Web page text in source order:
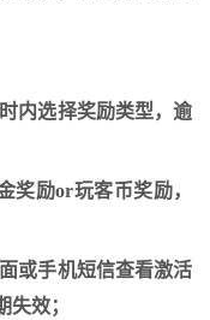
内选择奖励类型，逾
奖励or玩客币奖励，
或手机短信查看激活
效；